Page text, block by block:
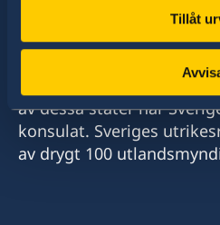
Tillåt
Sverige har diplomatiska
stort sett alla stater i
av dessa stater har
konsulat. Sveriges
av drygt 100